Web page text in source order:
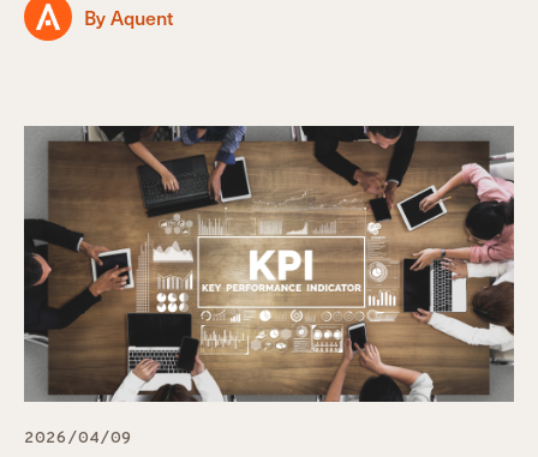
By Aquent
2026/04/09